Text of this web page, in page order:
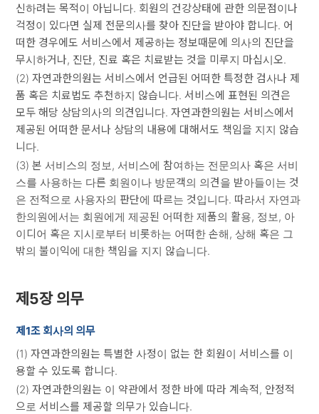
신하려는 목적이 아닙니다. 회원의 건강상태에 관한 의문점이나
걱정이 있다면 실제 전문의사를 찾아 진단을 받아야 합니다. 어
떠한 경우에도 서비스에서 제공하는 정보때문에 의사의 진단을
무시하거나, 진단, 진료 혹은 치료받는 것을 미루지 마십시오.
(2) 자연과한의원는 서비스에서 언급된 어떠한 특정한 검사나 제
품 혹은 치료법도 추천하지 않습니다. 서비스에 표현된 의견은
모두 해당 상담의사의 의견입니다. 자연과한의원는 서비스에서
제공된 어떠한 문서나 상담의 내용에 대해서도 책임을 지지 않습
니다.
(3) 본 서비스의 정보, 서비스에 참여하는 전문의사 혹은 서비
스를 사용하는 다른 회원이나 방문객의 의견을 받아들이는 것
은 전적으로 사용자의 판단에 따르는 것입니다. 따라서 자연과
한의원에서는 회원에게 제공된 어떠한 제품의 활용, 정보, 아
이디어 혹은 지시로부터 비롯하는 어떠한 손해, 상해 혹은 그
밖의 불이익에 대한 책임을 지지 않습니다.
제5장 의무
제1조 회사의 의무
(1) 자연과한의원는 특별한 사정이 없는 한 회원이 서비스를 이
용할 수 있도록 합니다.
(2) 자연과한의원는 이 약관에서 정한 바에 따라 계속적, 안정적
으로 서비스를 제공할 의무가 있습니다.